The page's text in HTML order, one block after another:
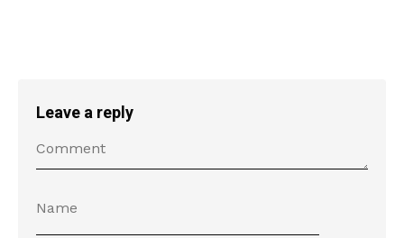
Leave a reply